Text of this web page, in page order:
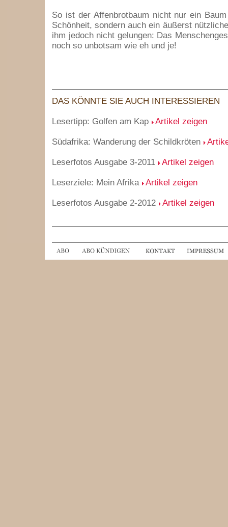
So ist der Affenbrotbaum nicht nur ein
Schönheit, sondern auch ein äußerst
ihm jedoch nicht gelungen: Das
noch so unbotsam wie eh und je!
DAS KÖNNTE SIE AUCH INTERESSIEREN
Lesertipp: Golfen am Kap Artikel zeigen
Südafrika: Wanderung der Schildkröten
Leserfotos Ausgabe 3-2011 Artikel zeigen
Leserziele: Mein Afrika Artikel zeigen
Leserfotos Ausgabe 2-2012 Artikel zeigen